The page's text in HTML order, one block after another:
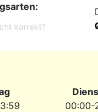
korrekt?
00:00-